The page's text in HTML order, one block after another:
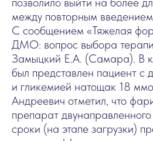
между повторным
С сообщением «Тяжелая
ДМО: вопрос выбора
Замыцкий Е.А. (Самара). В
был представлен пациент
и гликемией натощак 18
Андреевич отметил, что
препарат
сроки (на этапе загрузки)